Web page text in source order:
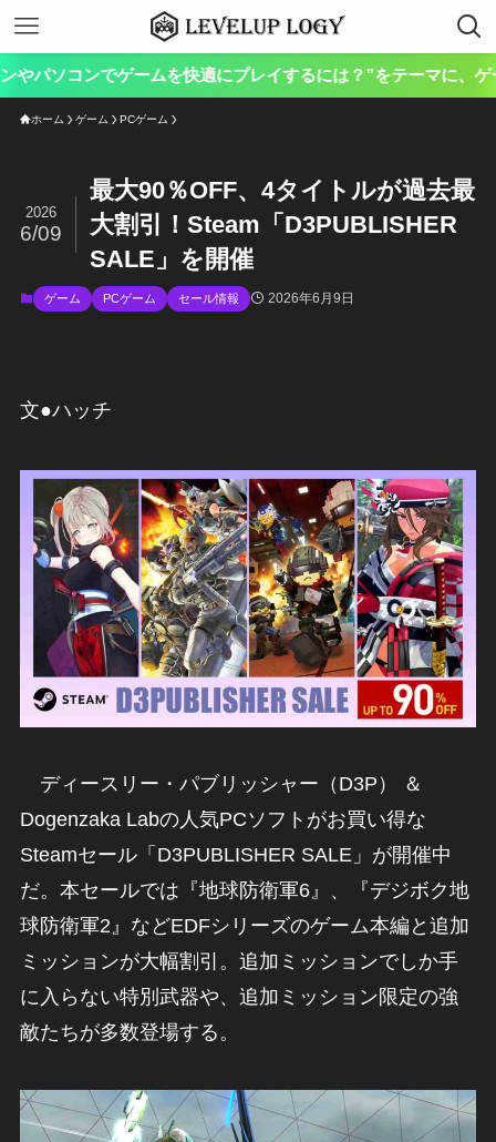
快適にプレイするには？”をテーマに、ゲーム向けのハード
ホーム ゲーム PCゲーム
最大90％OFF、4タイトルが過去最
大割引！Steam「D3PUBLISHER
SALE」を開催
2026
6/09
ゲーム PCゲーム セール情報 2026年6月9日
文●ハッチ
ディースリー・パブリッシャー（D3P） ＆
Dogenzaka Labの人気PCソフトがお買い得な
Steamセール「D3PUBLISHER SALE」が開催中
だ。本セールでは『地球防衛軍6』、『デジボク地
球防衛軍2』などEDFシリーズのゲーム本編と追加
ミッションが大幅割引。追加ミッションでしか手
に入らない特別武器や、追加ミッション限定の強
敵たちが多数登場する。